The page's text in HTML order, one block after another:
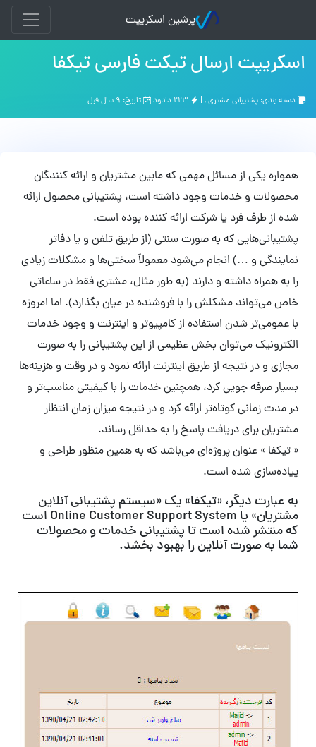
پرشین اسکریپت
اسکریپت ارسال تیکت فارسی تیکفا
دسته بندی: پشتیبانی مشتری, | تاریخ: ۹ سال قبل
همواره یکی از مسائل مهمی که مابین مشتریان و ارائه کنند‌‌‍گان
محصولات و خدمات وجود داشته است، پشتیبانی محصول ارائه
شده از طرف فرد یا شرکت ارائه کننده بوده است.
پشتیبانی‌هایی که به صورت سنتی (از طریق تلفن و یا دفاتر
نمایندگی و …) انجام می‌شود معمولاً سختی‌ها و مشکلات زیادی
را به همراه داشته‌ و دارند (به طور مثال، مشتری فقط در ساعاتی
خاص می‌تواند مشکلش را با فروشنده در میان بگذارد). اما امروزه
با عمومی‌تر شدن استفاده از کامپیوتر و اینترنت و وجود خدمات
الکترونیک می‌توان بخش عظیمی از این پشتیبانی را به صورت
مجازی و در نتیجه از طریق اینترنت ارائه نمود و در وقت و هزینه‌ها
بسیار صرفه جویی کرد، همچنین خدمات را با کیفیتی مناسب‌تر و
در مدت زمانی کوتاه‌تر ارائه کرد و در نتیجه میزان زمان انتظار
مشتریان برای دریافت پاسخ را به حداقل رساند.
« تیکفا » عنوان پروژه‌ای می‌باشد که به همین منظور طراحی و
پیاده‌سازی شده است.
به عبارت دیگر، «تیکفا» یک «سیستم پشتیبانی آنلاین
مشتریان» یا Online Customer Support System است
که منتشر شده است تا پشتیبانی خدمات و محصولات
شما به صورت آنلاین را بهبود بخشد.